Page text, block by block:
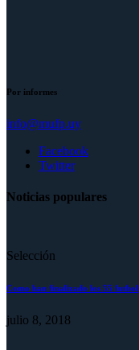
Por informes
info@mufp.uy
Facebook
Twitter
Noticias populares
Selección
Como han finalizado los 55
julio 8, 2018